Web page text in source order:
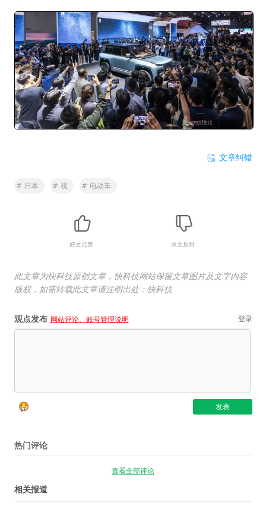
文章纠错
# 日本 # 税 # 电动车
好文点赞 水文反对
此文章为快科技原创文章，快科技网站保留文章图片及文字内容
版权，如需转载此文章请注明出处：快科技
观点发布 网站评论、账号管理说明 登录
热门评论
查看全部评论
相关报道